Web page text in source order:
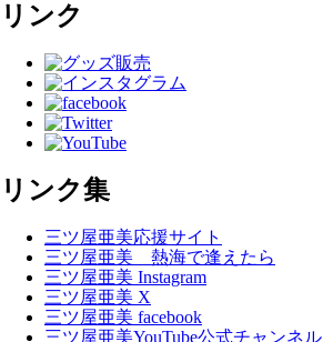
リンク
リンク集
三ツ屋亜美応援サイト
三ツ屋亜美 熱海で逢えたら
三ツ屋亜美 Instagram
三ツ屋亜美 X
三ツ屋亜美 facebook
三ツ屋亜美YouTube公式チャンネル